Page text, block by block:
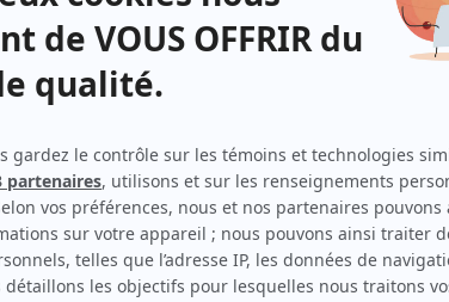
30 vies(Ghislaine2015
Casino( Pascale Landry)
Rue L'Espérance(Mireille Bissonnette)
Cornemuse(Lazuli)
Virginie(Andrée Lacombe 1996-2003)
Omertà, La loi du silence( Isabelle Létourneau
Urgence(Dre Claire Alarie)